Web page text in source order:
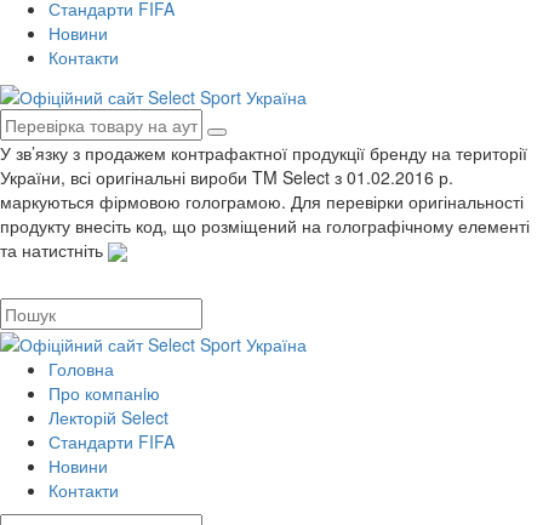
Стандарти FIFA
Новини
Контакти
У зв’язку з продажем контрафактної продукції бренду на території
України, всі оригінальні вироби TM Select з 01.02.2016 р.
маркуються фірмовою голограмою. Для перевірки оригінальності
продукту внесіть код, що розміщений на голографічному елементі
та натистніть
Головна
Про компанiю
Лекторій Select
Стандарти FIFA
Новини
Контакти